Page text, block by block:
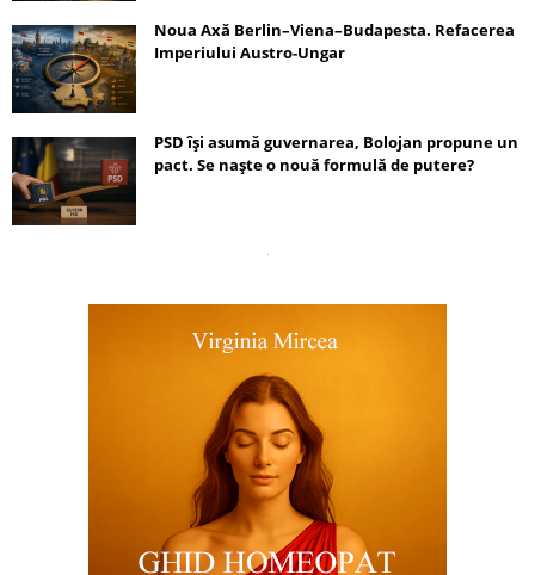
Noua Axă Berlin–Viena–Budapesta. Refacerea
Imperiului Austro-Ungar
PSD își asumă guvernarea, Bolojan propune un
pact. Se naște o nouă formulă de putere?